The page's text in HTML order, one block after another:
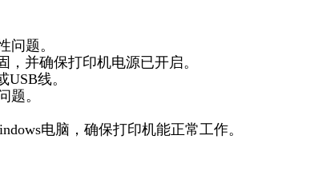
问题。
，并确保打印机电源已开启。
线。
题。
电脑，确保打印机能正常工作。